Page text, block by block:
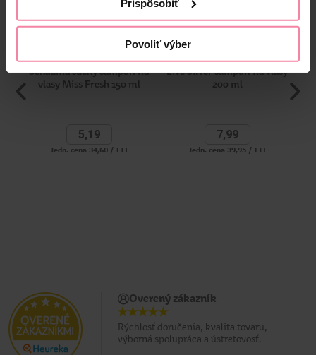
Prispôsobiť
Povoliť výber
Schauma suchý šampón na
vlasy Miss Fresh 150 ml
5,19
Jedn. cena 34,60 / LIT
Live Silver šampón na vlasy
200 ml
7,99
Jedn. cena 39,95 / LIT
Overený zákazník
Rýchlosť doručenia, kvalita tovaru,
výborná spolupráca a ústretovosť.